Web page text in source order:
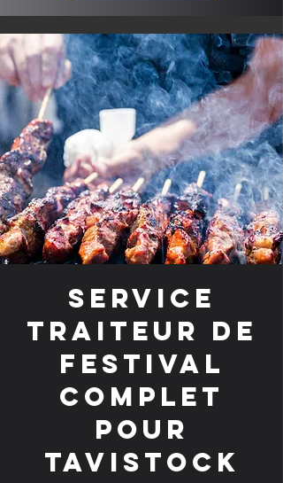
Service
traiteur de
festival
complet
pour
Tavistock